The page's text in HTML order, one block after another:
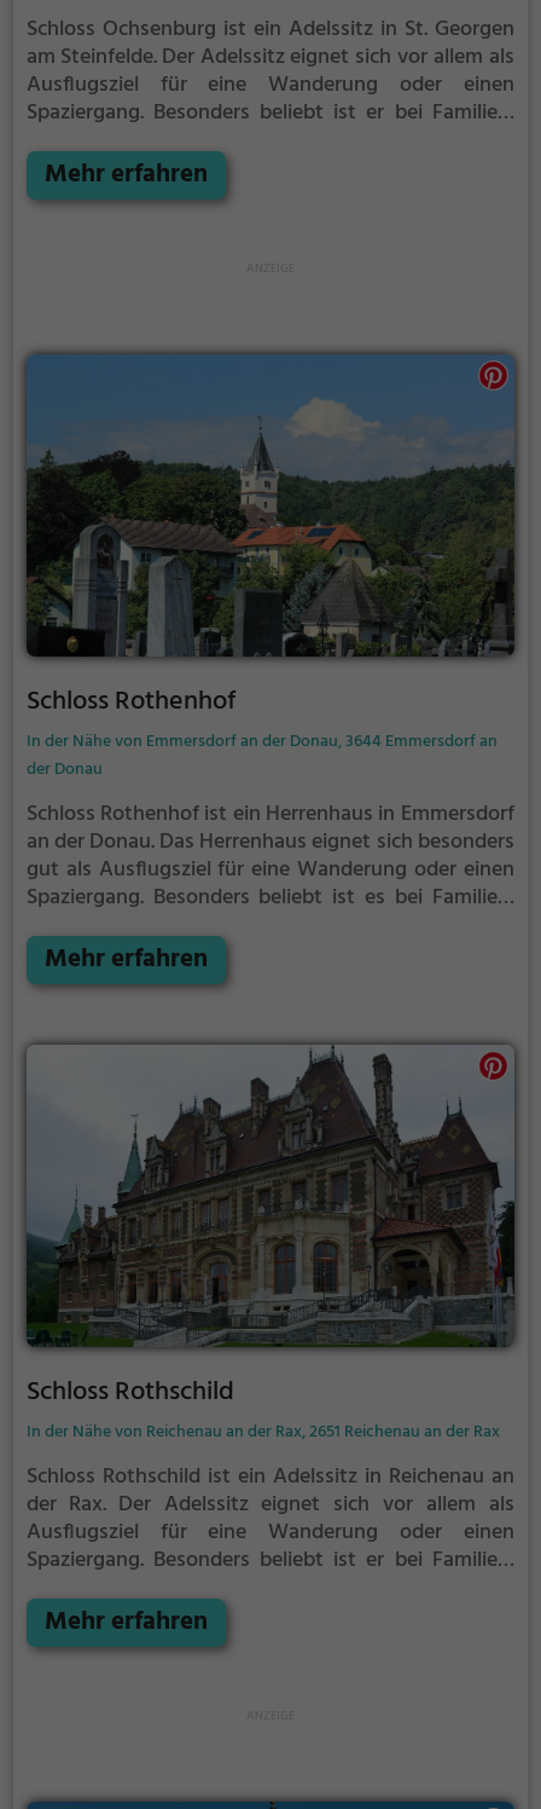
Schloss Ochsenburg ist ein Adelssitz in St. Georgen
am Steinfelde.Der Adelssitz eignet sich vor allem als
Ausflugsziel für eine Wanderung oder einen
Spaziergang. Besonders beliebt ist er bei Familien,
offenbart historische Aspekte aus längst
vergangenen Zeiten und bietet einen kleinen
Mehr erfahren
Schloss Rothenhof
In der Nähe von Emmersdorf an der Donau, 3644 Emmersdorf an
der Donau
Schloss Rothenhof ist ein Herrenhaus in Emmersdorf
an der Donau.Das Herrenhaus eignet sich besonders
gut als Ausflugsziel für eine Wanderung oder einen
Spaziergang. Besonders beliebt ist es bei Familien,
Mehr erfahren
Schloss Rothschild
In der Nähe von Reichenau an der Rax, 2651 Reichenau an der Rax
Schloss Rothschild ist ein Adelssitz in Reichenau an
der Rax. Der Adelssitz eignet sich vor allem als
Ausflugsziel für eine Wanderung oder einen
Spaziergang. Besonders beliebt ist er bei Familien,
offenbart historische Aspekte aus längst
vergangenen Zeiten und bietet einen kleinen
Mehr erfahren